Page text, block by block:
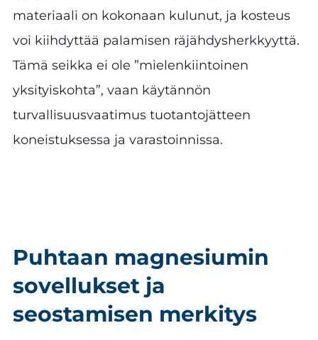
materiaali on kokonaan kulunut, ja kosteus
voi kiihdyttää palamisen räjähdysherkkyyttä.
Tämä seikka ei ole ”mielenkiintoinen
yksityiskohta”, vaan käytännön
turvallisuusvaatimus tuotantojätteen
koneistuksessa ja varastoinnissa.
Puhtaan magnesiumin
sovellukset ja
seostamisen merkitys